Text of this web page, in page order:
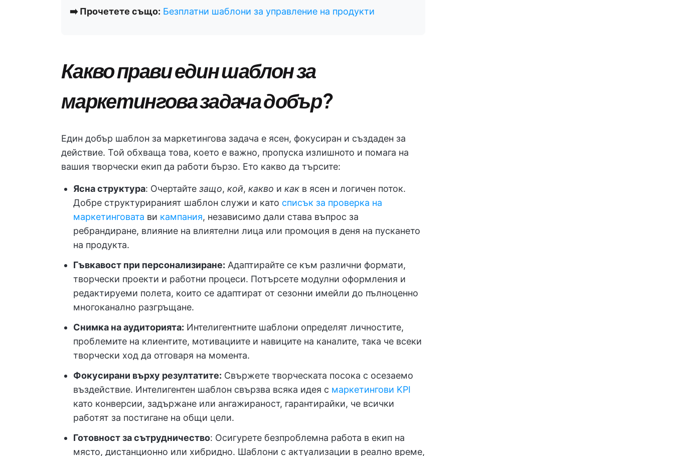
➡️ Прочетете също: Безплатни шаблони за управление на продукти
Какво прави един шаблон за
маркетингова задача добър?
Един добър шаблон за маркетингова задача е ясен, фокусиран и създаден за
действие. Той обхваща това, което е важно, пропуска излишното и помага на
вашия творчески екип да работи бързо. Ето какво да търсите:
Ясна структура: Очертайте защо, кой, какво и как в ясен и логичен поток.
Добре структурираният шаблон служи и като списък за проверка на
маркетинговата ви кампания, независимо дали става въпрос за
ребрандиране, влияние на влиятелни лица или промоция в деня на пускането
на продукта.
Гъвкавост при персонализиране: Адаптирайте се към различни формати,
творчески проекти и работни процеси. Потърсете модулни оформления и
редактируеми полета, които се адаптират от сезонни имейли до пълноценно
многоканално разгръщане.
Снимка на аудиторията: Интелигентните шаблони определят личностите,
проблемите на клиентите, мотивациите и навиците на каналите, така че всеки
творчески ход да отговаря на момента.
Фокусирани върху резултатите: Свържете творческата посока с осезаемо
въздействие. Интелигентен шаблон свързва всяка идея с маркетингови KPI
като конверсии, задържане или ангажираност, гарантирайки, че всички
работят за постигане на общи цели.
Готовност за сътрудничество: Осигурете безпроблемна работа в екип на
място, дистанционно или хибридно. Шаблони с актуализации в реално време,